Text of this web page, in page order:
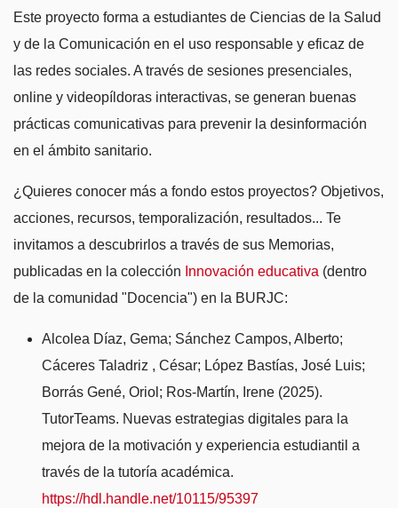
Este proyecto forma a estudiantes de Ciencias de la Salud
y de la Comunicación en el uso responsable y eficaz de
las redes sociales. A través de sesiones presenciales,
online y videopíldoras interactivas, se generan buenas
prácticas comunicativas para prevenir la desinformación
en el ámbito sanitario.
¿Quieres conocer más a fondo estos proyectos? Objetivos,
acciones, recursos, temporalización, resultados... Te
invitamos a descubrirlos a través de sus Memorias,
publicadas en la colección Innovación educativa (dentro
de la comunidad "Docencia") en la BURJC:
Alcolea Díaz, Gema; Sánchez Campos, Alberto;
Cáceres Taladriz , César; López Bastías, José Luis;
Borrás Gené, Oriol; Ros-Martín, Irene (2025).
TutorTeams. Nuevas estrategias digitales para la
mejora de la motivación y experiencia estudiantil a
través de la tutoría académica.
https://hdl.handle.net/10115/95397